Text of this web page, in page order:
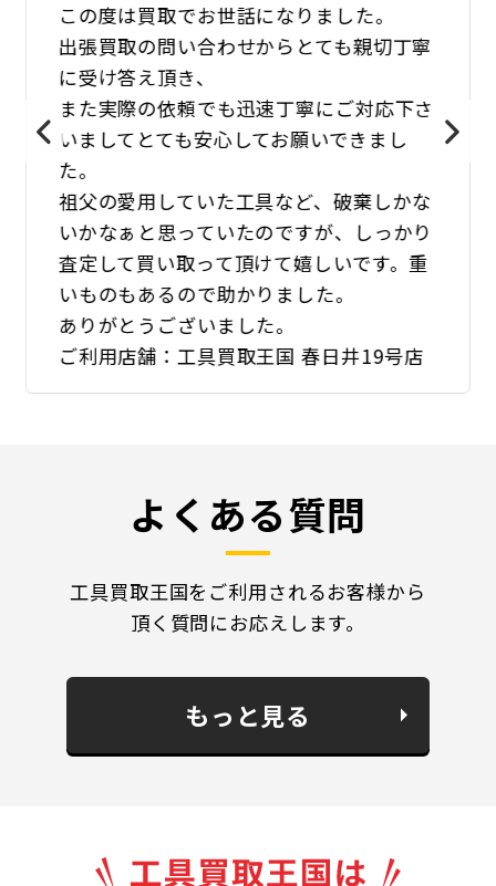
この度は買取でお世話になりました。
出張買取の問い合わせからとても親切丁寧
に受け答え頂き、
また実際の依頼でも迅速丁寧にご対応下さ
いましてとても安心してお願いできまし
た。
祖父の愛用していた工具など、破棄しかな
いかなぁと思っていたのですが、しっかり
査定して買い取って頂けて嬉しいです。重
いものもあるので助かりました。
ありがとうございました。
ご利用店舗：工具買取王国 春日井19号店
よくある質問
工具買取王国をご利用されるお客様から
頂く質問にお応えします。
もっと見る